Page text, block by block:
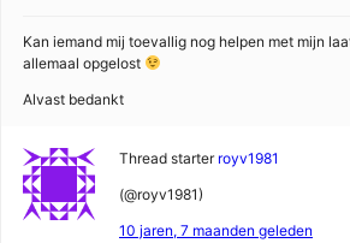
Kan iemand mij toevallig nog helpen met mijn
allemaal opgelost
Alvast bedankt
Thread starter royv1981
(@royv1981)
10 jaren, 7 maanden geleden